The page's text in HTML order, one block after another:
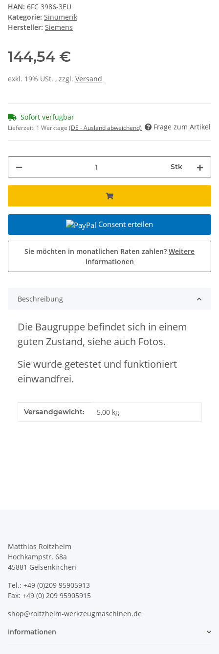
HAN: 6FC 3986-3EU
Kategorie: Sinumerik
Hersteller: Siemens
144,54 €
exkl. 19% USt. , zzgl. Versand
Sofort verfügbar
Lieferzeit: 1 Werktage (DE - Ausland abweichend) Frage zum Artikel
Stk
Consent erteilen
Sie möchten in monatlichen Raten zahlen? Weitere
Informationen
Beschreibung
Die Baugruppe befindet sich in einem
guten Zustand, siehe auch Fotos.
Sie wurde getestet und funktioniert
einwandfrei.
Produkteigenschaft
Wert
Versandgewicht: 5,00 kg
Matthias Roitzheim
Hochkampstr. 68a
45881 Gelsenkirchen
Tel.: +49 (0)209 95905913
Fax: +49 (0) 209 95905915
shop@roitzheim-werkzeugmaschinen.de
Informationen